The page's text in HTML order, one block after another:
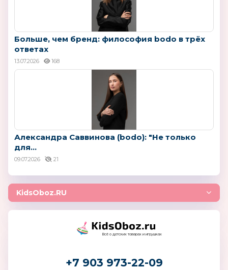
Больше, чем бренд: философия bodo в трёх
ответах
13.07.2026 168
Александра Саввинова (bodo): "Не только
для...
09.07.2026 21
KidsOboz.RU
Всё о детских товарах и игрушках
+7 903 973-22-09